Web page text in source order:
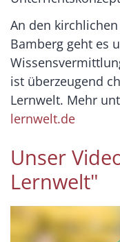
An den
Bamberg geht es
ist überzeugend
Lernwelt. Mehr
lernwelt.de
Unser
Lernwelt"